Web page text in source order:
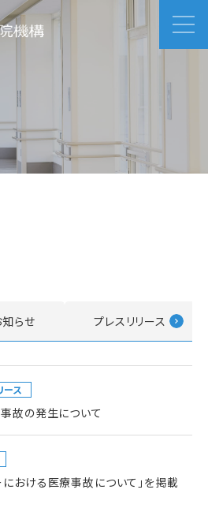
知らせ プレスリリース
ース
故の発生について
における医療事故について」を掲載